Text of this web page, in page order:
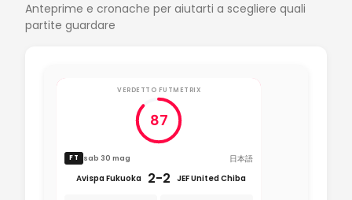
Anteprime e cronache per aiutarti a scegliere quali
partite guardare
VERDETTO FUTMETRIX
87
FT sab 30 mag
日本語
Avispa Fukuoka
2-2 JEF United Chiba